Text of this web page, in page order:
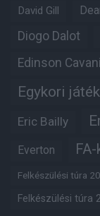
David Gill
Diogo Dalot
Edinson Cavani
Egykori
Eric Bailly
Everton
Felkészülési túra
Felkészülési túra